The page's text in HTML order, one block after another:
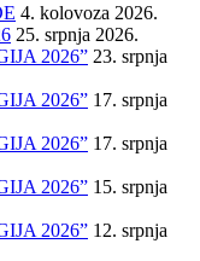
4. kolovoza 2026.
25. srpnja 2026.
2026” 23. srpnja
2026” 17. srpnja
2026” 17. srpnja
2026” 15. srpnja
2026” 12. srpnja